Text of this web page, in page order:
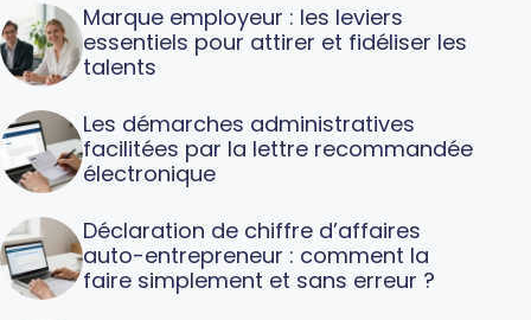
Marque employeur : les leviers
essentiels pour attirer et fidéliser les
talents
Les démarches administratives
facilitées par la lettre recommandée
électronique
Déclaration de chiffre d’affaires
auto-entrepreneur : comment la
faire simplement et sans erreur ?